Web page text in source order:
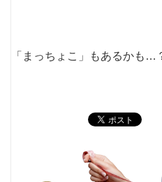
「まっちょこ」もあるかも…